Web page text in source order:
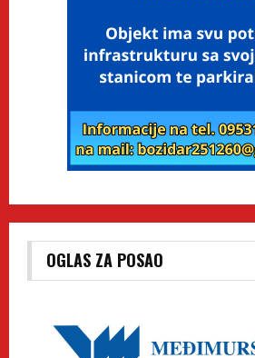
OGLAS ZA POSAO